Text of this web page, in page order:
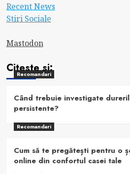
Recent News
Stiri Sociale
Mastodon
Citeste si:
Recomandari
Când trebuie investigate
persistente?
Recomandari
Cum să te pregătești pentru o
online din confortul casei tale